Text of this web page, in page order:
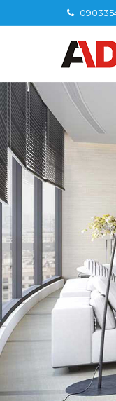
US11-LB1
không gỉ
Sản phẩm
Khóa